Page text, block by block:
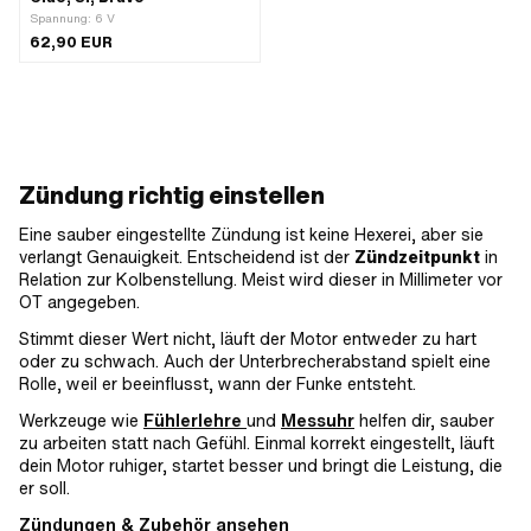
Spannung: 6 V
62,90 EUR
Zündung richtig einstellen
Eine sauber eingestellte Zündung ist keine Hexerei, aber sie
verlangt Genauigkeit. Entscheidend ist der Zündzeitpunkt in
Relation zur Kolbenstellung. Meist wird dieser in Millimeter vor
OT angegeben.
Stimmt dieser Wert nicht, läuft der Motor entweder zu hart
oder zu schwach. Auch der Unterbrecherabstand spielt eine
Rolle, weil er beeinflusst, wann der Funke entsteht.
Werkzeuge wie Fühlerlehre und Messuhr helfen dir, sauber
zu arbeiten statt nach Gefühl. Einmal korrekt eingestellt, läuft
dein Motor ruhiger, startet besser und bringt die Leistung, die
er soll.
Zündungen & Zubehör ansehen